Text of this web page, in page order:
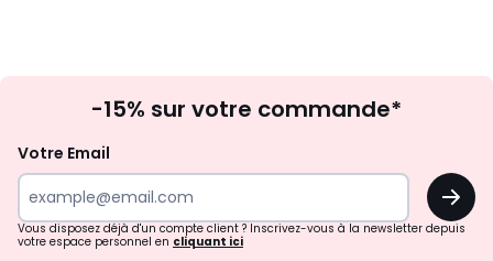
à
newsletter
-15% sur votre commande*
Votre Email
OK
Vous disposez déjà d'un compte client ? Inscrivez-vous à la newsletter depuis
votre espace personnel en cliquant ici